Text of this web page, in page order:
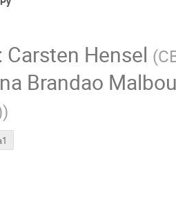
Carsten Hensel (
Brandao
)